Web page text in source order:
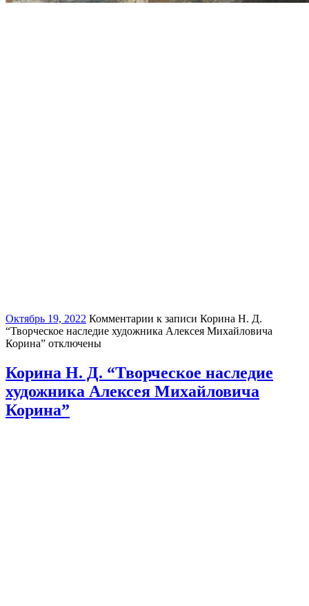
Октябрь 19, 2022 Комментарии к записи Корина Н. Д.
“Творческое наследие художника Алексея Михайловича
Корина” отключены
Корина Н. Д. “Творческое наследие
художника Алексея Михайловича
Корина”